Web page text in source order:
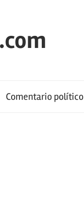
Comentario político